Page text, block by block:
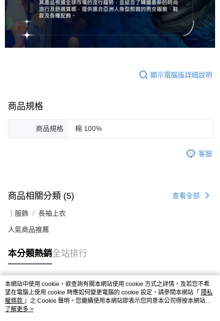
顯示電腦版詳細說明
商品規格
商品規格 棉 100%
客服
商品相關分類 (5) 查看全部
｜服飾 長袖上衣
人氣商品推薦
本分類熱銷全站排行
熱門標籤
本網站中使用 cookie，欲查詢有關本網站使用 cookie 方式之詳情，及若您不希
望在電腦上使用 cookie 時應如何變更電腦的 cookie 設定，請參閱本網站「 隱私
權條款 」之 Cookie 聲明。您繼續使用本網站即表示您同意本公司得按本網站使
用條款之 Cookie 聲明使用 cookie。
了解更多 >